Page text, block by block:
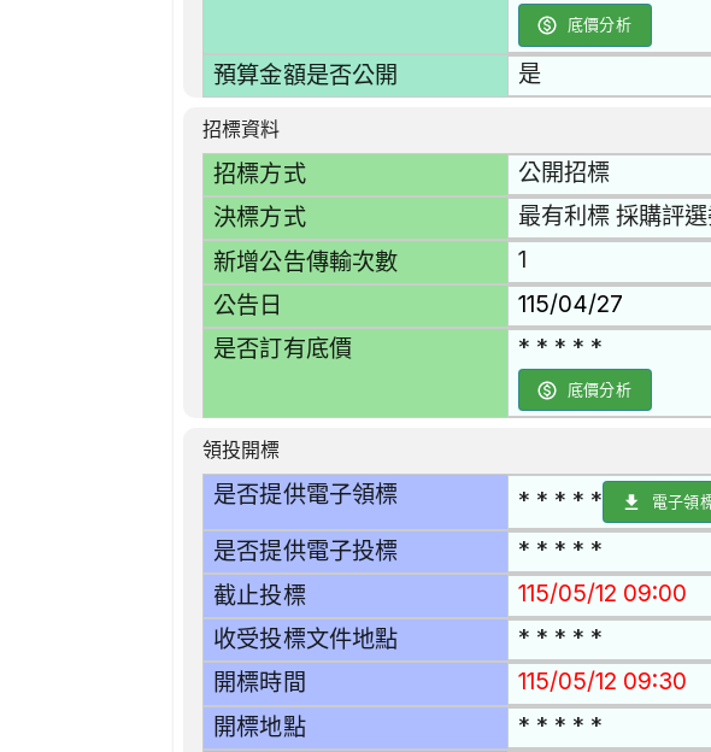
底價分析
預算金額是否公開 是
招標資料
招標方式 公開招標
決標方式 最有利標 採購評
新增公告傳輸次數 1
公告日 115/04/27
是否訂有底價 * * * * *
底價分析
領投開標
是否提供電子領標 * * * * * 電子領
是否提供電子投標 * * * * *
截止投標 115/05/12 09:00
收受投標文件地點 * * * * *
開標時間 115/05/12 09:30
開標地點 * * * * *